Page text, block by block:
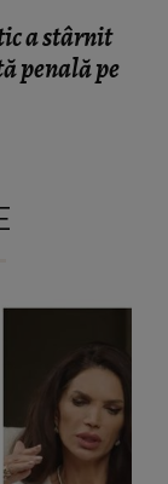
a stârnit
penală pe